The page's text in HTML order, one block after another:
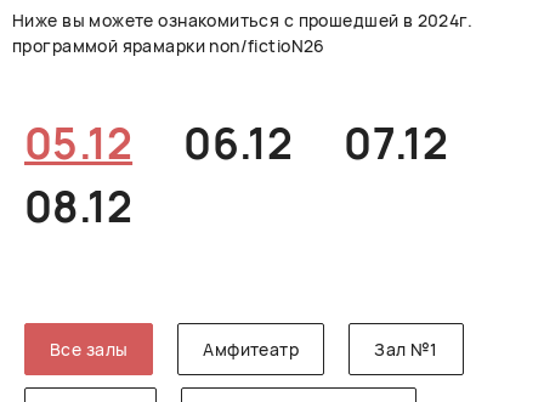
РУССКИЙ ENGLISH CHINESE
Ниже вы можете ознакомиться с прошедшей в 2024г.
программой ярамарки non/fictioN26
05.12 06.12
07.12
08.12
Все залы Амфитеатр Зал №1